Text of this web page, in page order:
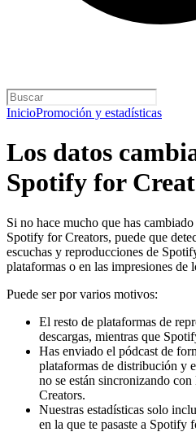
InicioPromoción y estadísticas
Los datos
Spotify for
Si no hace mucho que has
Spotify for Creators, puede que
escuchas y reproducciones de
plataformas o en las impresiones de
Puede ser por varios motivos:
El resto de plataformas de
descargas, mientras que
Has enviado el pódcast de
plataformas de distribución y
no se están sincronizando
Creators.
Nuestras estadísticas solo
en la que te pasaste a Spotify